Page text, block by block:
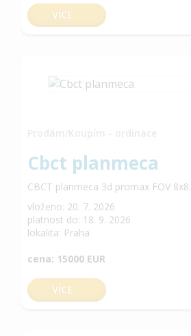
VÍCE
Cbct planmeca
CBCT planmeca 3d promax FOV 8x8.
vloženo: 20. 7. 2026
platnost do: 18. 9. 2026
lokalita: Praha
cena: 15000 EUR
VÍCE